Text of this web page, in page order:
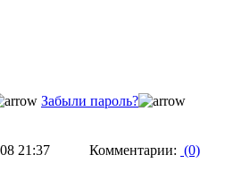
Забыли пароль?
21:37 Комментарии: (0)